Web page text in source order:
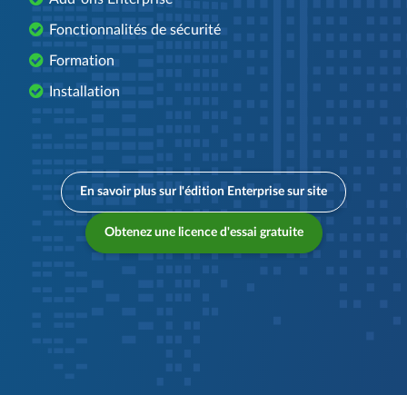
Fonctionnalités de sécurité
Formation
Installation
En savoir plus sur l'édition Enterprise sur site
Obtenez une licence d'essai gratuite